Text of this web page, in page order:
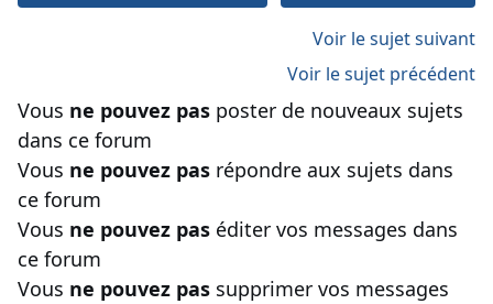
Voir le sujet suivant
Voir le sujet précédent
Vous ne pouvez pas poster de nouveaux sujets
dans ce forum
Vous ne pouvez pas répondre aux sujets dans
ce forum
Vous ne pouvez pas éditer vos messages dans
ce forum
Vous ne pouvez pas supprimer vos messages